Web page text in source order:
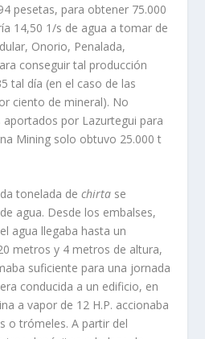
pesetas, para obtener 75.000
14,50 1/s de agua a tomar de
Onorio, Penala­da,
conseguir tal producción
tal dí­a (en el caso de las
ciento de mineral). No
por Lazurtegui para
Mining solo obtuvo 25.000 t
tonelada dechirta se
agua. Desde los embalses,
agua llegaba hasta un
metros y 4 metros de altura,
suficiente para una jornada
conduci­da a un edificio, en
a vapor de 12 H.P. accionaba
o trómeles. A partir del